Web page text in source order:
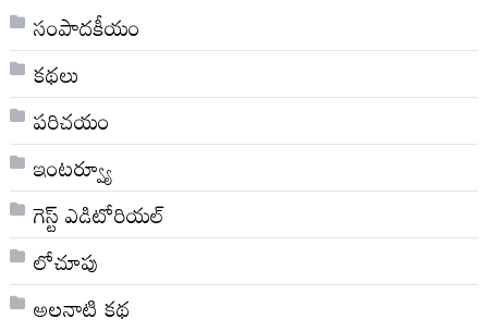
సంపాదకీయం
కథలు
పరిచయం
ఇంటర్వ్యూ
గెస్ట్ ఎడిటోరియల్
లోచూపు
అల‌నాటి క‌థ‌